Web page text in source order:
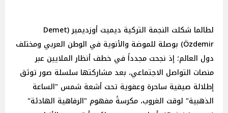
لطالما شكلت النجمة التركية ديميت أوزديمير (Demet
Özdemir) بوصلة للموضة والأنوية في الوطن العربي ومختلف
دول العالم؛ إذ نجحت مجدداً في خطف أنظار الملايين عبر
منصات التواصل الاجتماعي، بعد مشاركتها سلسلة صور توثق
إطلالة صيفية ساحرة وعفوية تحت أشعة شمس "الساعة
الذهبية" لوقت الغروب، مكرسةً مفهوم "الرفاهية الهادئة"